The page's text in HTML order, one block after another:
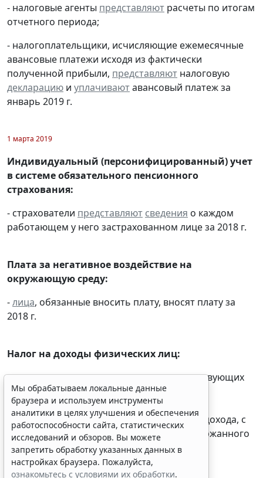
- налоговые агенты представляют расчеты по итогам
отчетного периода;
- налогоплательщики, исчисляющие ежемесячные
авансовые платежи исходя из фактически
полученной прибыли, представляют налоговую
декларацию и уплачиваютавансовый платеж за
январь 2019 г.
1 марта 2019
Индивидуальный (персонифицированный) учет
в системе обязательного пенсионного
страхования:
- страхователи представляют сведения о каждом
работающем у него застрахованном лице за 2018 г.
Плата за негативное воздействие на
окружающую среду:
-лица, обязанные вносить плату, вносят плату за
2018 г.
Налог на доходы физических лиц:
- налоговые агенты при наличии соответствующих
обстоятельств письменносообщают
налогоплательщику и налоговому органу о
невозможности удержать налог, о суммах дохода, с
которого не удержан налог, и сумме неудержанного
налога за 2018 г.
браузера и используем инструменты
аналитики в целях улучшения и обеспечения
работоспособности сайта, статистических
исследований и обзоров. Вы можете
запретить обработку указанных данных в
настройках браузера. Пожалуйста,
ознакомьтесь с условиями их обработки.
Принять